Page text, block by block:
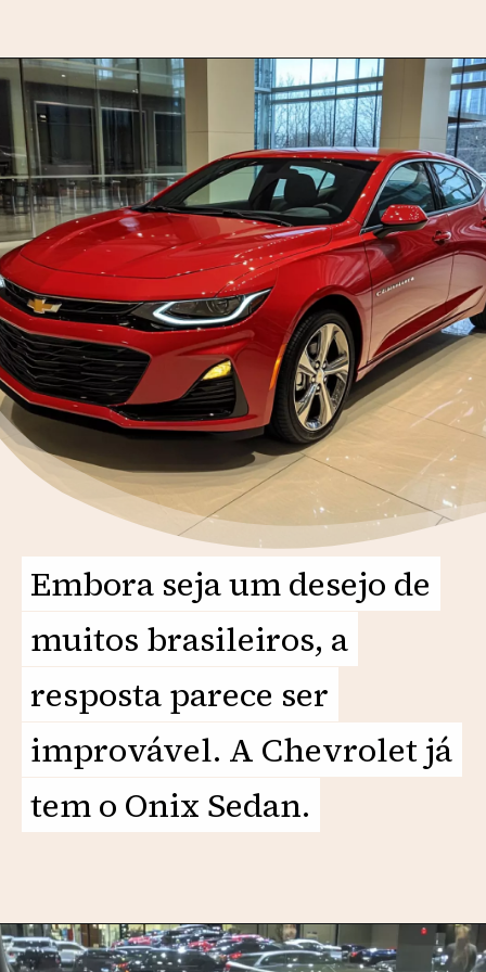
Opening https://motorprime.com.br/monza-2025-a-volta-de-um-icone-com-tecnologia-e-modernidade/
Embora seja um desejo de
muitos brasileiros, a
resposta parece ser
improvável. A Chevrolet já
tem o Onix Sedan.
Embora seja um desejo de
muitos brasileiros, a
resposta parece ser
improvável. A Chevrolet já
tem o Onix Sedan.
Opening https://motorprime.com.br/monza-2025-a-volta-de-um-icone-com-tecnologia-e-modernidade/